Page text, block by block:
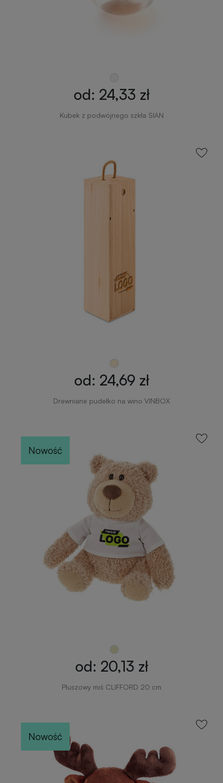
od: 24,33 zł
Kubek z podwójnego szkła SIAN
od: 24,69 zł
Drewniane pudełko na wino VINBOX
Nowość
od: 20,13 zł
Pluszowy miś CLIFFORD 20 cm
Nowość